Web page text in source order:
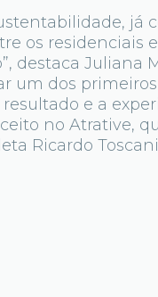
já
os residenciais
destaca Juliana
um dos
e a
no Atrative,
Ricardo